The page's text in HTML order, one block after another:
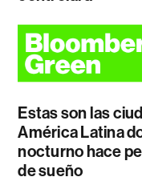
Estas son las
América Latina
nocturno hace
de sueño